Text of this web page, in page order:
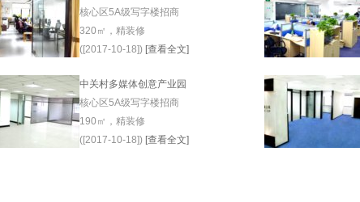
核心区5A级写字楼招商
320㎡，精装修
([2017-10-18]) [查看全文]
中关村多媒体创意产业园
核心区5A级写字楼招商
190㎡，精装修
([2017-10-18]) [查看全文]